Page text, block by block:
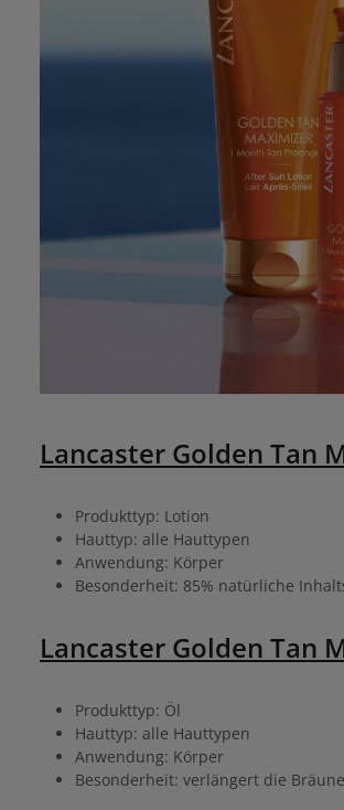
Lancaster Golden Tan
Produkttyp: Lotion
Hauttyp: alle Hauttypen
Anwendung: Körper
Besonderheit: 85% natürliche
Lancaster Golden Tan
Produkttyp: Öl
Hauttyp: alle Hauttypen
Anwendung: Körper
Besonderheit: verlängert die